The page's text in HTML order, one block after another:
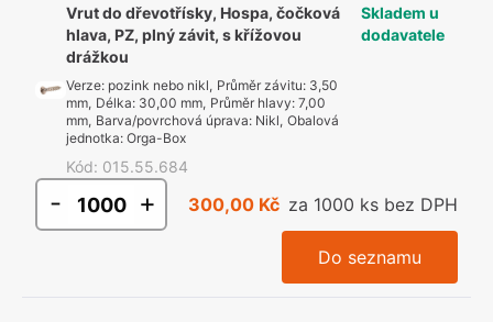
Vrut do dřevotřísky, Hospa, čočková
hlava, PZ, plný závit, s křížovou
drážkou
Verze: pozink nebo nikl, Průměr závitu: 3,50
mm, Délka: 30,00 mm, Průměr hlavy: 7,00
mm, Barva/povrchová úprava: Nikl, Obalová
jednotka: Orga-Box
Kód: 015.55.684
Skladem u
dodavatele
- + 300,00 Kč za 1000 ks bez DPH
Do seznamu